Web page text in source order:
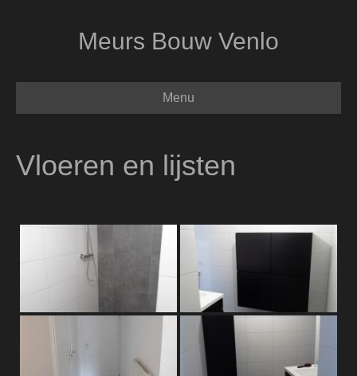
Meurs Bouw Venlo
Menu
Vloeren en lijsten